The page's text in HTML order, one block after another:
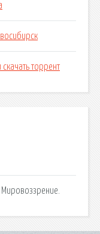
торрент